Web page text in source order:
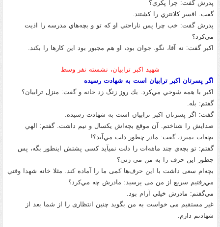
پدرش گفت: چرا پكري؟
گفت: افسر كلانتري را كشتند.
پدرش گفت: خب چرا پس ناراحتي او كه تو و بچه‌هاي مدرسه را اذيت
مي‌كرد؟
اکبر گفت: نه آقا، نگو. جوان بود، او هم مجبور بود اين كارها را بكند.
شهید اکبر ترابیان، نشسته نفر وسط
اگر پسرتان اكبر ترابيان است به شهادت رسیده
اکبر با همه شوخي مي‌كرد. يك روز زنگ زد خانه و گفت: منزل ترابيان؟
گفتم: بله.
گفت: اگر پسرتان اكبر ترابيان است به شهادت رسیده.
صدايش را شناختم. آن موقع بچه‌اش يكسال و نيم داشت.گفتم:
الهي
بچه‌ات بميرد، گفت: مادر چطور دلت مي‌آيد؟!
گفتم: تو بچه‌ي چند ماهه‌ات را دلت نمیآید کسی پشتش اینطور بگه، پس
چطور این حرف را به من می زنی؟
بچه‌ام سعی داشت با این حرف‌ها کمی ما را آماده کند. مثلا خانه شهدا وقتي
مي‌رفتيم سریع از من می پرسید: مادرش چه مي‌كرد؟
مي‌گفتم: مادرش خيلي آرام بود.
غیر مستقیم می خواست به من بگوید چنین انتظاری را از شما بعد از
شهادتم دارم.